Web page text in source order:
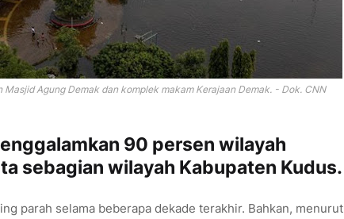
Agung Demak dan komplek makam Kerajaan Demak. - Dok. CNN
90 persen wilayah
sebagian wilayah Kabupaten Kudus.
parah selama beberapa dekade terakhir. Bahkan, menurut